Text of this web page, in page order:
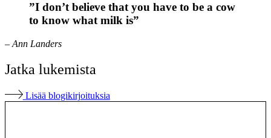
”I don’t believe that you have to be a cow
to know what milk is”
– Ann Landers
Jatka lukemista
Lisää blogikirjoituksia